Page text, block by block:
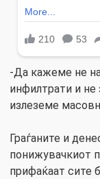
-Да кажеме не на
инфилтрати и не
излеземе
Граѓаните и
понижувачкиот
прифаќаат сите